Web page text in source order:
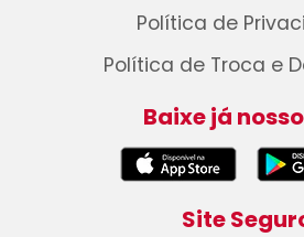
Política de
Política de Troca e
Baixe já nosso
Site